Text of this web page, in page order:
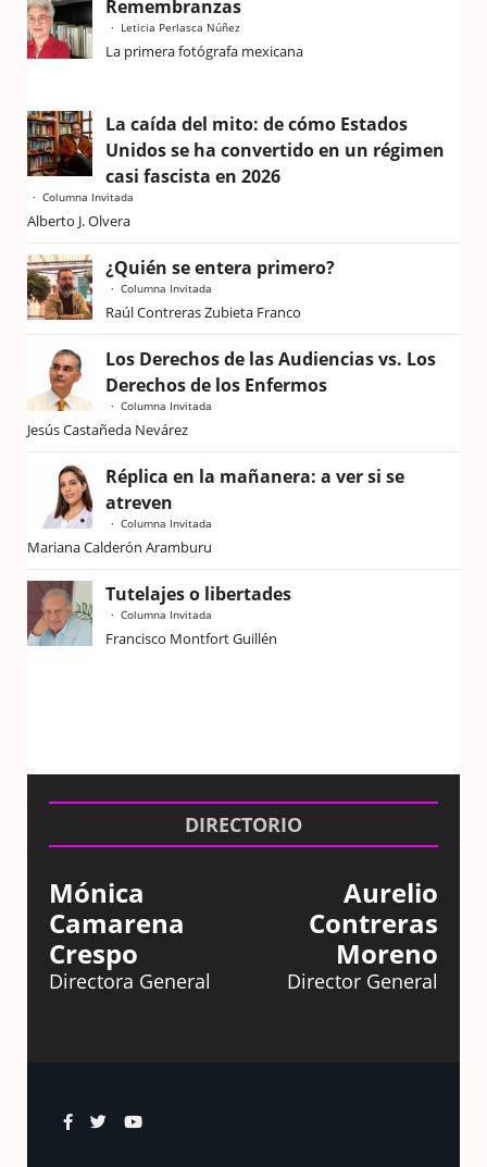
Remembranzas
Leticia Perlasca Núñez
La primera fotógrafa mexicana
La caída del mito: de cómo Estados
Unidos se ha convertido en un régimen
casi fascista en 2026
Columna Invitada
Alberto J. Olvera
¿Quién se entera primero?
Columna Invitada
Raúl Contreras Zubieta Franco
Los Derechos de las Audiencias vs. Los
Derechos de los Enfermos
Columna Invitada
Jesús Castañeda Nevárez
Réplica en la mañanera: a ver si se
atreven
Columna Invitada
Mariana Calderón Aramburu
Tutelajes o libertades
Columna Invitada
Francisco Montfort Guillén
DIRECTORIO
Mónica
Camarena
Crespo
Directora General
Aurelio
Contreras
Moreno
Director General